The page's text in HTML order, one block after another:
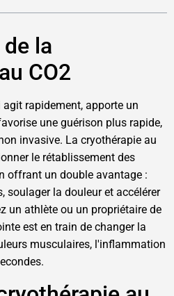
la
CO2
rapidement, apporte un
une guérison plus rapide,
invasive. La cryothérapie au
le rétablissement des
offrant un double avantage :
soulager la douleur et accélérer
un athlète ou un propriétaire de
est en train de changer la
musculaires, l'inflammation